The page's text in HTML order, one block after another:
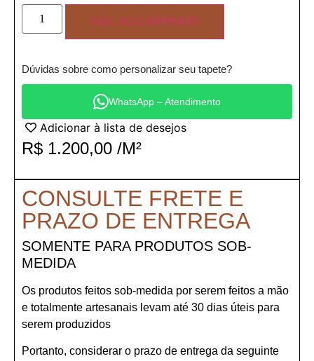
ADC AO CARRINHO
Dúvidas sobre como personalizar seu tapete?
WhatsApp – Atendimento
Adicionar à lista de desejos
R$ 1.200,00 /M²
CONSULTE FRETE E
PRAZO DE ENTREGA
SOMENTE PARA PRODUTOS SOB-
MEDIDA
Os produtos feitos sob-medida por serem feitos a mão
e totalmente artesanais levam até 30 dias úteis para
serem produzidos
Portanto, considerar o prazo de entrega da seguinte